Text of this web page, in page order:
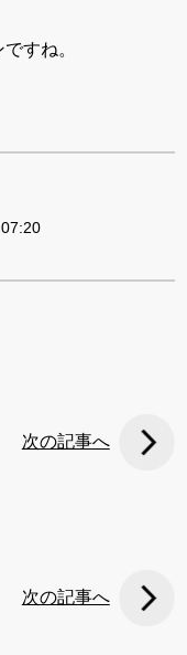
すね。
次の記事へ
次の記事へ